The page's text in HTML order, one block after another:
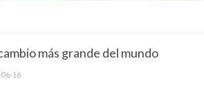
más grande del mundo
16